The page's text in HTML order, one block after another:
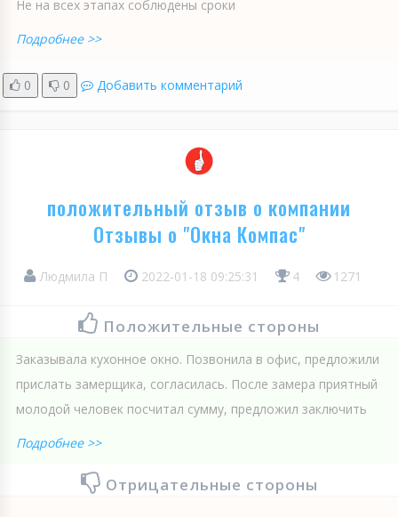
Не на всех этапах соблюдены сроки
Подробнее >>
0 0 Добавить комментарий
положительный отзыв о компании
Отзывы о "Окна Компас"
Людмила П 2022-01-18 09:25:31 4 1271
Положительные стороны
Заказывала кухонное окно. Позвонила в офис, предложили
прислать замерщика, согласилась. После замера приятный
молодой человек посчитал сумму, предложил заключить
Подробнее >>
Отрицательные стороны